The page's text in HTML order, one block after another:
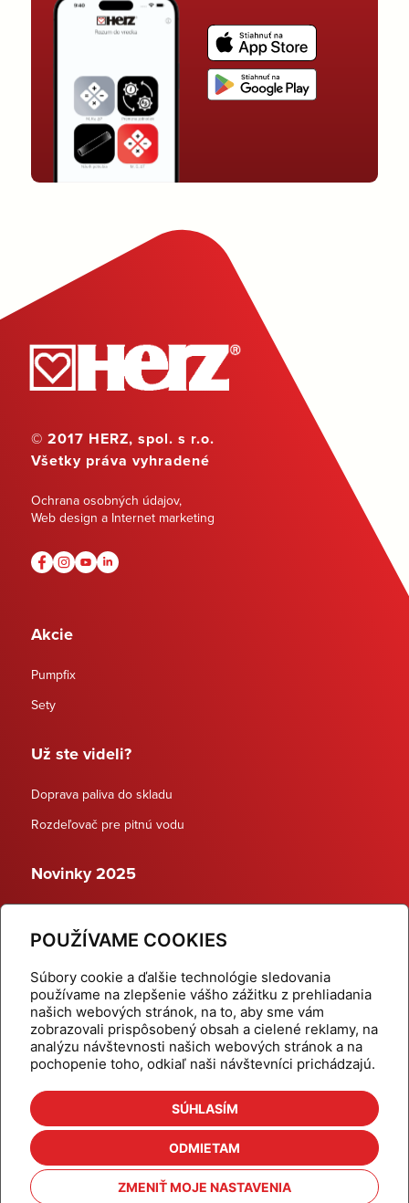
POUŽÍVAME COOKIES
Súbory cookie a ďalšie technológie sledovania
používame na zlepšenie vášho zážitku z prehliadania
našich webových stránok, na to, aby sme vám
zobrazovali prispôsobený obsah a cielené reklamy, na
analýzu návštevnosti našich webových stránok a na
pochopenie toho, odkiaľ naši návštevníci prichádzajú.
SÚHLASÍM
ODMIETAM
ZMENIŤ MOJE NASTAVENIA
© 2017 HERZ, spol. s r.o.
Všetky práva vyhradené
Ochrana osobných údajov,
Web design a Internet marketing
Akcie
Pumpfix
Sety
Už ste videli?
Doprava paliva do skladu
Rozdeľovač pre pitnú vodu
Novinky 2025
Dynamické termostatické ventily
Domov
Produkty
Aktuality
Odber šikovné tipy
Kalkulačky
Cenníky
Na stiahnutie
Referencie
Kontakt